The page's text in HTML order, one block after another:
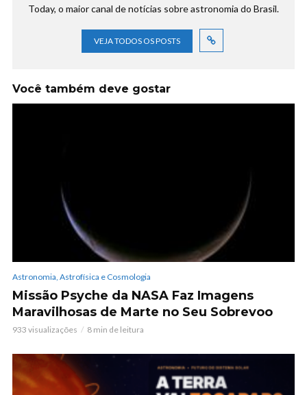
Today, o maior canal de notícias sobre astronomia do Brasil.
VEJA TODOS OS POSTS
Você também deve gostar
Astronomia, Astrofísica e Cosmologia
Missão Psyche da NASA Faz Imagens
Maravilhosas de Marte no Seu Sobrevoo
933 visualizações 8 min de leitura